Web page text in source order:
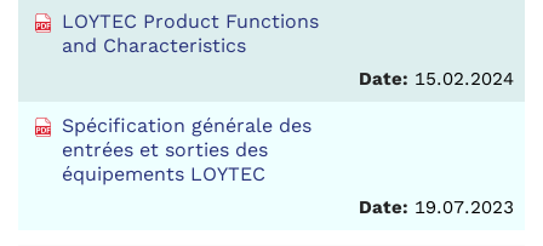
LOYTEC Product Functions
and Characteristics
Date: 15.02.2024
Spécification générale des
entrées et sorties des
équipements LOYTEC
Date: 19.07.2023